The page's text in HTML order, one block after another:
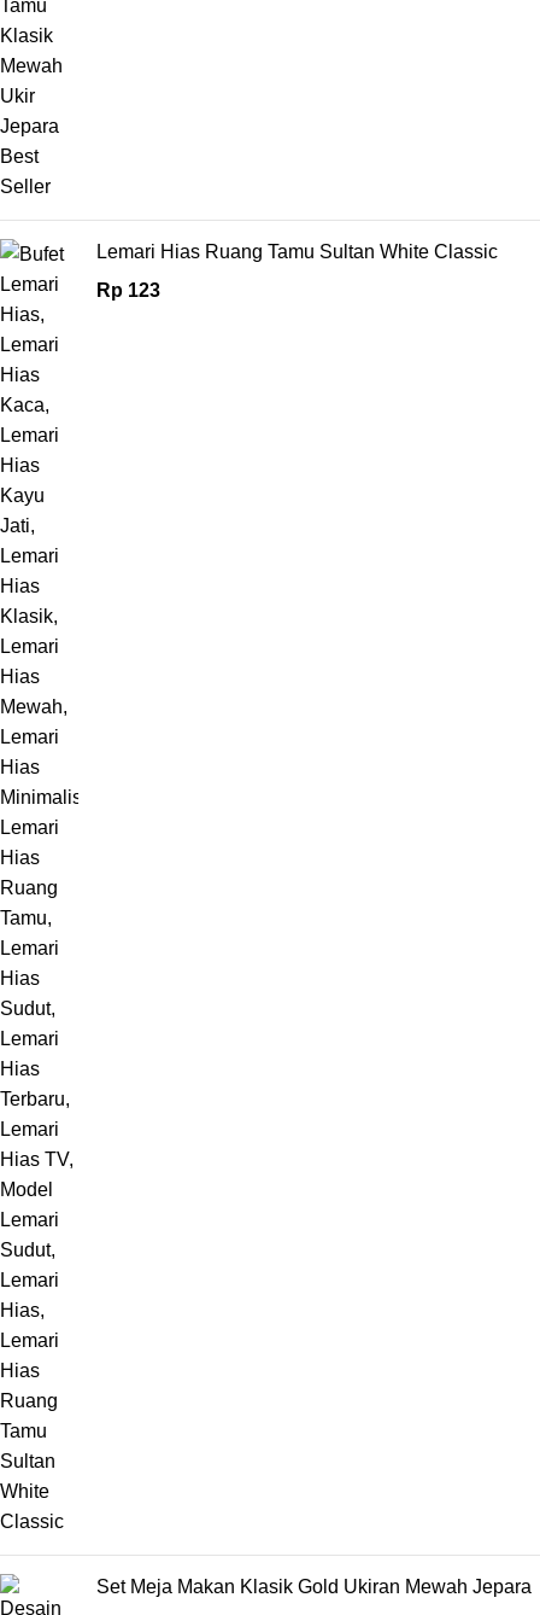
Lemari Hias Ruang Tamu Sultan White Classic
Rp 123
Set Meja Makan Klasik Gold Ukiran Mewah Jepara